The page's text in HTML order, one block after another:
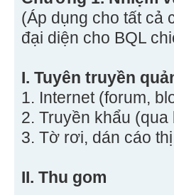
(Áp dụng cho tất cả
đại diện cho BQL
I. Tuyên truyền
1. Internet (forum,
2. Truyền khẩu
3. Tờ rơi, dán cáo
II. Thu gom